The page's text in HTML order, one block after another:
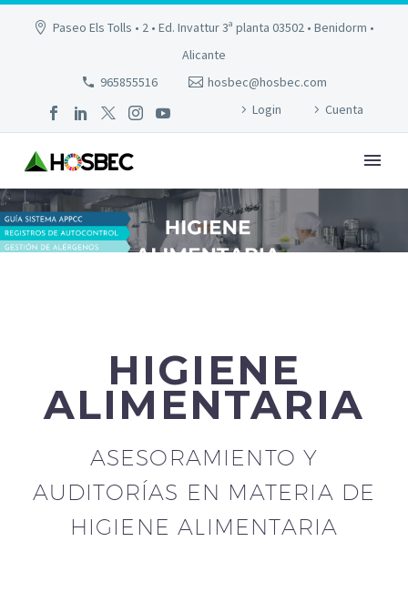
Paseo Els Tolls • 2 • Ed. Invattur 3ª planta 03502 • Benidorm •
Alicante
965855516
hosbec@hosbec.com
Login
Cuenta
HIGIENE ALIMENTARIA
HIGIENE
ALIMENTARIA
ASESORAMIENTO Y
AUDITORÍAS EN MATERIA DE
HIGIENE ALIMENTARIA